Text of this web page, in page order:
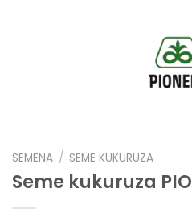
SEMENA / SEME KUKURUZA
Seme kukuruza